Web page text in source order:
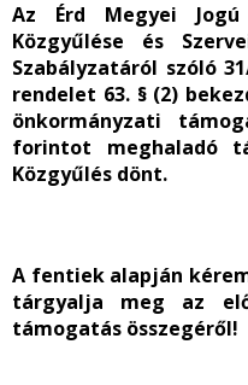
Az Érd Megyei Jogú
Közgyűlése és
Szabályzatáról szóló
rendelet 63. § (2)
önkormányzati
forintot meghaladó
Közgyűlés dönt.
A fentiek alapján
tárgyalja meg az
támogatás összegéről!